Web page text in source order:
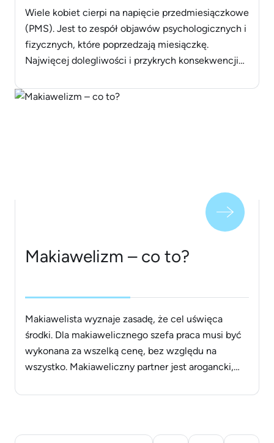
Wiele kobiet cierpi na napięcie przedmiesiączkowe
(PMS). Jest to zespół objawów psychologicznych i
fizycznych, które poprzedzają miesiączkę.
Najwięcej dolegliwości i przykrych konsekwencji
wywołane przez zmiany hormonalne. Jak złagodzić
Makiawelizm – co to?
Makiawelista wyznaje zasadę, że cel uświęca
środki. Dla makiawelicznego szefa praca musi być
wykonana za wszelką cenę, bez względu na
wszystko. Makiaweliczny partner jest arogancki,
oszustwa jako narzędzia do osiągnięcia tego,